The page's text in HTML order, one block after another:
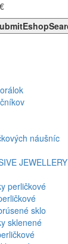
náušníc
JEWELLERY
perličkové
sklo
sklenené